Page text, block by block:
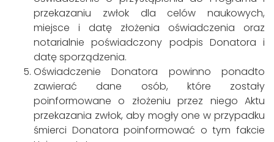
przekazaniu zwłok dla celów naukowych,
miejsce i datę złożenia oświadczenia oraz
notarialnie poświadczony podpis Donatora i
datę sporządzenia.
Oświadczenie Donatora powinno ponadto
zawierać dane osób, które zostały
poinformowane o złożeniu przez niego Aktu
przekazania zwłok, aby mogły one w przypadku
śmierci Donatora poinformować o tym fakcie